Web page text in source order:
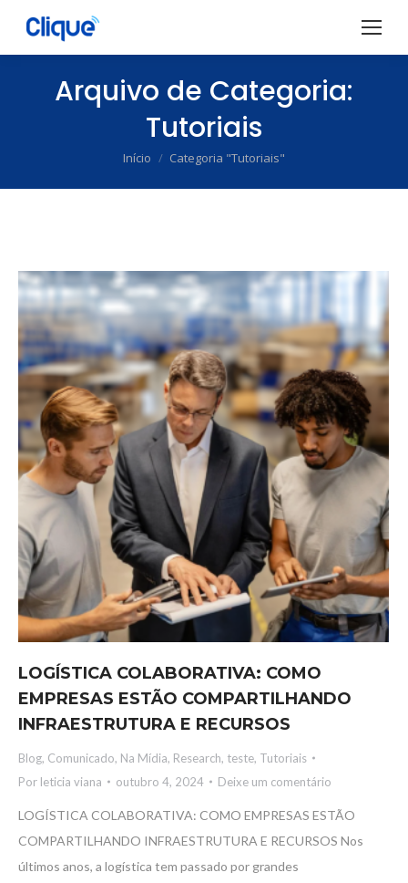
Arquivo de Categoria:
Tutoriais
Você está aqui:
Início Categoria "Tutoriais"
LOGÍSTICA COLABORATIVA: COMO
EMPRESAS ESTÃO COMPARTILHANDO
INFRAESTRUTURA E RECURSOS
Blog, Comunicado, Na Mídia, Research, teste, Tutoriais
Por leticia viana outubro 4, 2024 Deixe um comentário
LOGÍSTICA COLABORATIVA: COMO EMPRESAS ESTÃO
COMPARTILHANDO INFRAESTRUTURA E RECURSOS Nos
últimos anos, a logística tem passado por grandes